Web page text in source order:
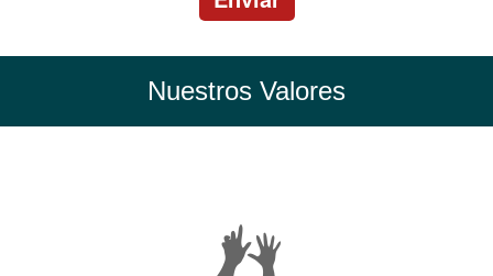
Nuestros Valores